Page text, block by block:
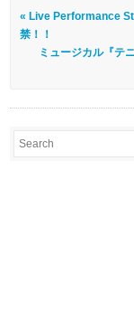
« Live Performance
禁！！
ミュージカル『テ